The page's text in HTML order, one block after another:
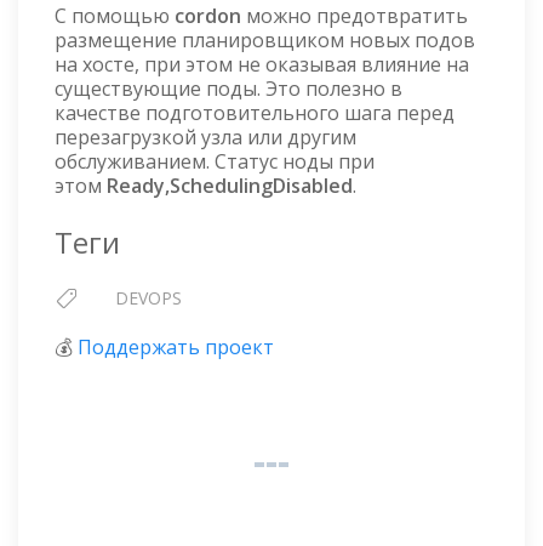
С помощью cordon можно предотвратить
размещение планировщиком новых подов
на хосте, при этом не оказывая влияние на
существующие поды. Это полезно в
качестве подготовительного шага перед
перезагрузкой узла или другим
обслуживанием. Статус ноды при
этом Ready,SchedulingDisabled.
Теги
DEVOPS
💰 Поддержать проект